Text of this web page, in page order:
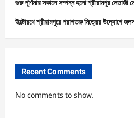
গুরু পূর্ণিমার সকালে সম্পন্ন হলো শ্রীরামপুর নেতাজী
উল্টোরথে শ্রীরামপুরে পরাগতরু মিত্রের উদ্যোগে
Recent Comments
No comments to show.